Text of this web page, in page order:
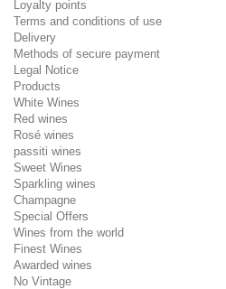
Loyalty points
Terms and conditions of use
Delivery
Methods of secure payment
Legal Notice
Products
White Wines
Red wines
Rosé wines
passiti wines
Sweet Wines
Sparkling wines
Champagne
Special Offers
Wines from the world
Finest Wines
Awarded wines
No Vintage